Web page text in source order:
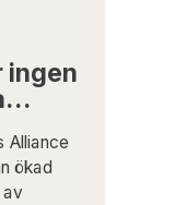
ingen
Alliance
ökad
av